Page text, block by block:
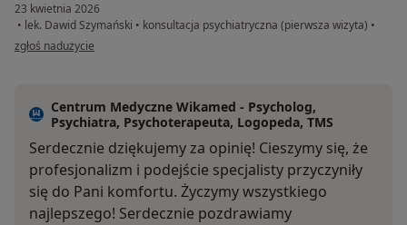
23 kwietnia 2026
• lek. Dawid Szymański • konsultacja psychiatryczna (pierwsza wizyta) •
w opinii użytkownika Elutka
zgłoś nadużycie
Centrum Medyczne Wikamed - Psycholog,
Psychiatra, Psychoterapeuta, Logopeda, TMS
Serdecznie dziękujemy za opinię! Cieszymy się, że
profesjonalizm i podejście specjalisty przyczyniły
się do Pani komfortu. Życzymy wszystkiego
najlepszego! Serdecznie pozdrawiamy